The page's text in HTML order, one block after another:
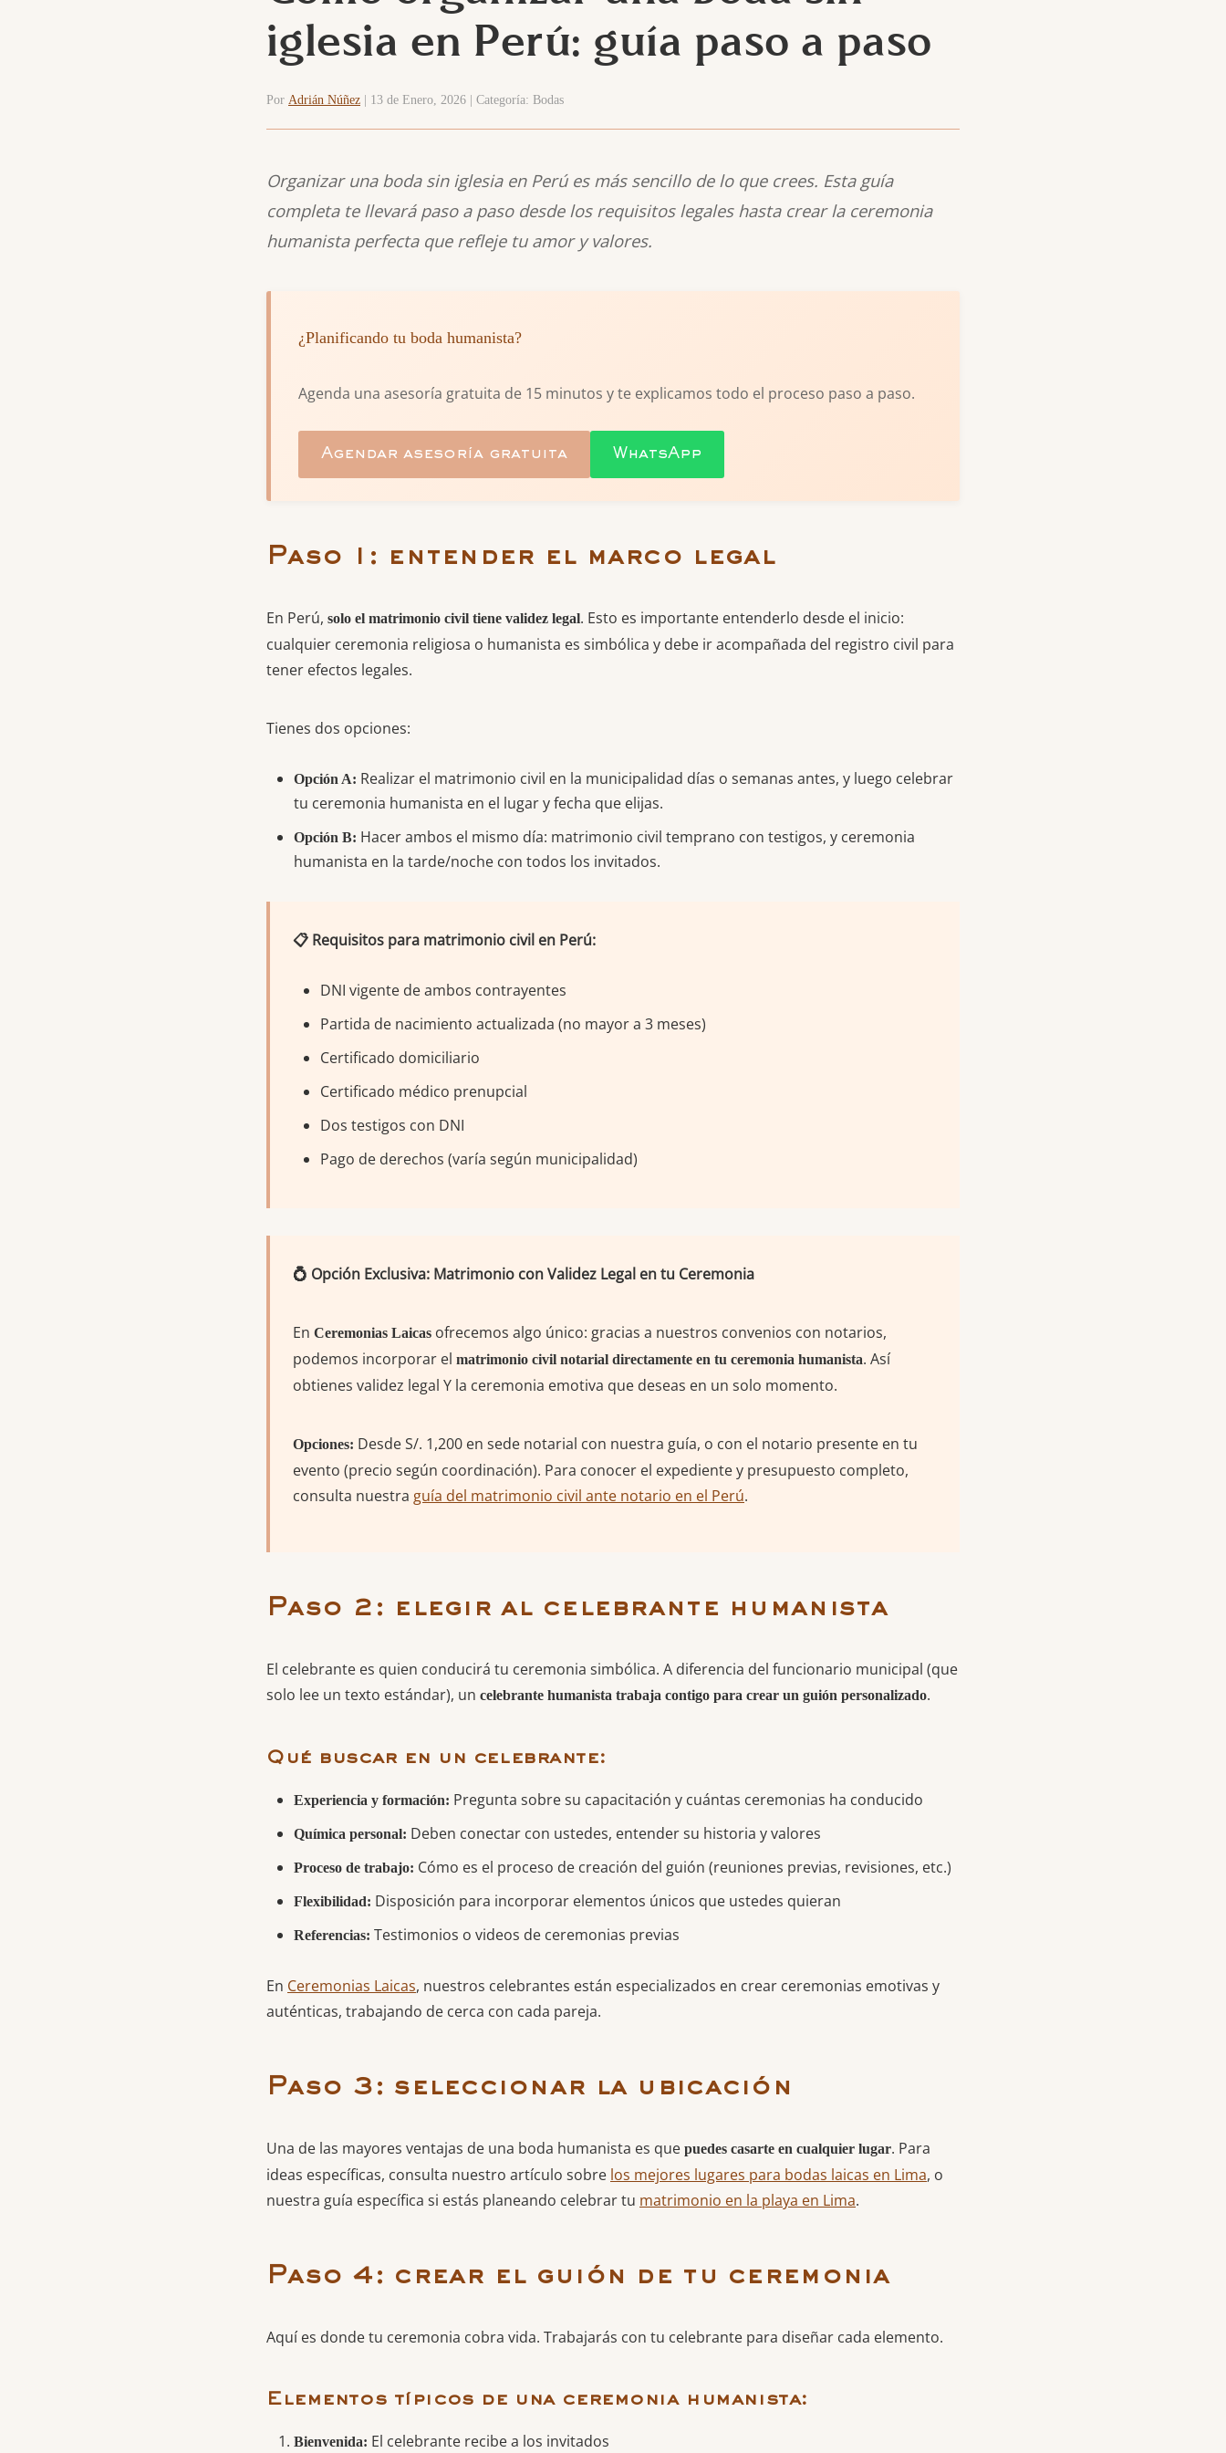
iglesia en Perú: guía paso a paso
Por Adrián Núñez | 13 de Enero, 2026 | Categoría: Bodas
Organizar una boda sin iglesia en Perú es más sencillo de lo que crees. Esta guía
completa te llevará paso a paso desde los requisitos legales hasta crear la ceremonia
humanista perfecta que refleje tu amor y valores.
¿Planificando tu boda humanista?
Agenda una asesoría gratuita de 15 minutos y te explicamos todo el proceso paso a paso.
Agendar asesoría gratuita WhatsApp
Paso 1: entender el marco legal
En Perú, solo el matrimonio civil tiene validez legal. Esto es importante entenderlo desde el inicio:
cualquier ceremonia religiosa o humanista es simbólica y debe ir acompañada del registro civil para
tener efectos legales.
Tienes dos opciones:
Opción A: Realizar el matrimonio civil en la municipalidad días o semanas antes, y luego celebrar
tu ceremonia humanista en el lugar y fecha que elijas.
Opción B: Hacer ambos el mismo día: matrimonio civil temprano con testigos, y ceremonia
humanista en la tarde/noche con todos los invitados.
📋 Requisitos para matrimonio civil en Perú:
DNI vigente de ambos contrayentes
Partida de nacimiento actualizada (no mayor a 3 meses)
Certificado domiciliario
Certificado médico prenupcial
Dos testigos con DNI
Pago de derechos (varía según municipalidad)
💍 Opción Exclusiva: Matrimonio con Validez Legal en tu Ceremonia
En Ceremonias Laicas ofrecemos algo único: gracias a nuestros convenios con notarios,
podemos incorporar el matrimonio civil notarial directamente en tu ceremonia humanista. Así
obtienes validez legal Y la ceremonia emotiva que deseas en un solo momento.
Opciones: Desde S/. 1,200 en sede notarial con nuestra guía, o con el notario presente en tu
evento (precio según coordinación). Para conocer el expediente y presupuesto completo,
consulta nuestra guía del matrimonio civil ante notario en el Perú.
Paso 2: elegir al celebrante humanista
El celebrante es quien conducirá tu ceremonia simbólica. A diferencia del funcionario municipal (que
solo lee un texto estándar), un celebrante humanista trabaja contigo para crear un guión personalizado.
Qué buscar en un celebrante:
Experiencia y formación: Pregunta sobre su capacitación y cuántas ceremonias ha conducido
Química personal: Deben conectar con ustedes, entender su historia y valores
Proceso de trabajo: Cómo es el proceso de creación del guión (reuniones previas, revisiones, etc.)
Flexibilidad: Disposición para incorporar elementos únicos que ustedes quieran
Referencias: Testimonios o videos de ceremonias previas
En Ceremonias Laicas, nuestros celebrantes están especializados en crear ceremonias emotivas y
auténticas, trabajando de cerca con cada pareja.
Paso 3: seleccionar la ubicación
Una de las mayores ventajas de una boda humanista es que puedes casarte en cualquier lugar. Para
ideas específicas, consulta nuestro artículo sobre los mejores lugares para bodas laicas en Lima, o
nuestra guía específica si estás planeando celebrar tu matrimonio en la playa en Lima.
Paso 4: crear el guión de tu ceremonia
Aquí es donde tu ceremonia cobra vida. Trabajarás con tu celebrante para diseñar cada elemento.
Elementos típicos de una ceremonia humanista:
Bienvenida: El celebrante recibe a los invitados